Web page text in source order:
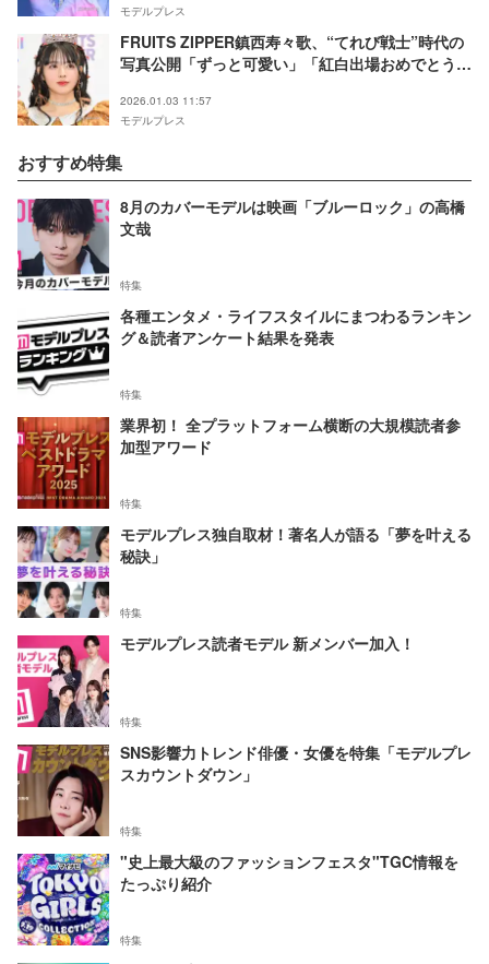
モデルプレス
FRUITS ZIPPER鎮西寿々歌、“てれび戦士”時代の
写真公開「ずっと可愛い」「紅白出場おめでとう」
2026.01.03 11:57
モデルプレス
おすすめ特集
8月のカバーモデルは映画「ブルーロック」の高橋
文哉
特集
各種エンタメ・ライフスタイルにまつわるランキン
グ＆読者アンケート結果を発表
特集
業界初！ 全プラットフォーム横断の大規模読者参
加型アワード
特集
モデルプレス独自取材！著名人が語る「夢を叶える
秘訣」
特集
モデルプレス読者モデル 新メンバー加入！
特集
SNS影響力トレンド俳優・女優を特集「モデルプレ
スカウントダウン」
特集
"史上最大級のファッションフェスタ"TGC情報を
たっぷり紹介
特集